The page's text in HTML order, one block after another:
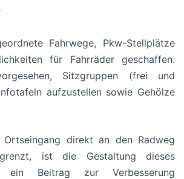
Fahrwege, Pkw-Stellplätze
für Fahrräder geschaffen.
Sitzgruppen (frei und
aufzustellen sowie Gehölze
direkt an den Radweg
grenzt, ist die Gestaltung dieses
ein Beitrag zur Verbesserung